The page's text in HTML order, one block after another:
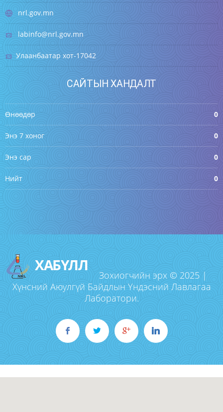
nrl.gov.mn
labinfo@nrl.gov.mn
Улаанбаатар хот-17042
САЙТЫН ХАНДАЛТ
Өнөөдөр 0
Энэ 7 хоног 0
Энэ сар 0
Нийт 0
ХАБҮЛЛ
Зохиогчийн эрх © 2025 |
Хүнсний Аюулгүй Байдлын Үндэсний Лавлагаа
Лаборатори.